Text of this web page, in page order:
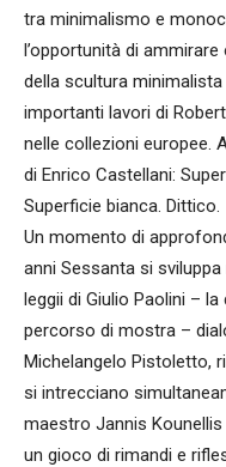
tra minimalismo e
l’opportunità di
della scultura
importanti lavori di
nelle collezioni europee.
di Enrico Castellani:
Superficie bianca. Dittico.
Un momento di
anni Sessanta si
leggii di Giulio Paolini –
percorso di mostra –
Michelangelo Pistoletto,
si intrecciano
maestro Jannis
un gioco di rimandi e